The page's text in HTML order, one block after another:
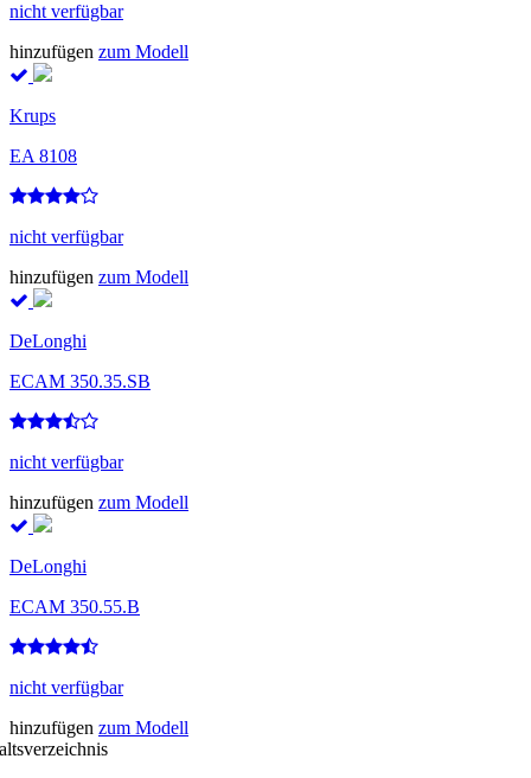
nicht verfügbar
hinzufügen zum Modell
Krups
EA 8108
nicht verfügbar
hinzufügen zum Modell
DeLonghi
ECAM 350.35.SB
nicht verfügbar
hinzufügen zum Modell
DeLonghi
ECAM 350.55.B
nicht verfügbar
hinzufügen zum Modell